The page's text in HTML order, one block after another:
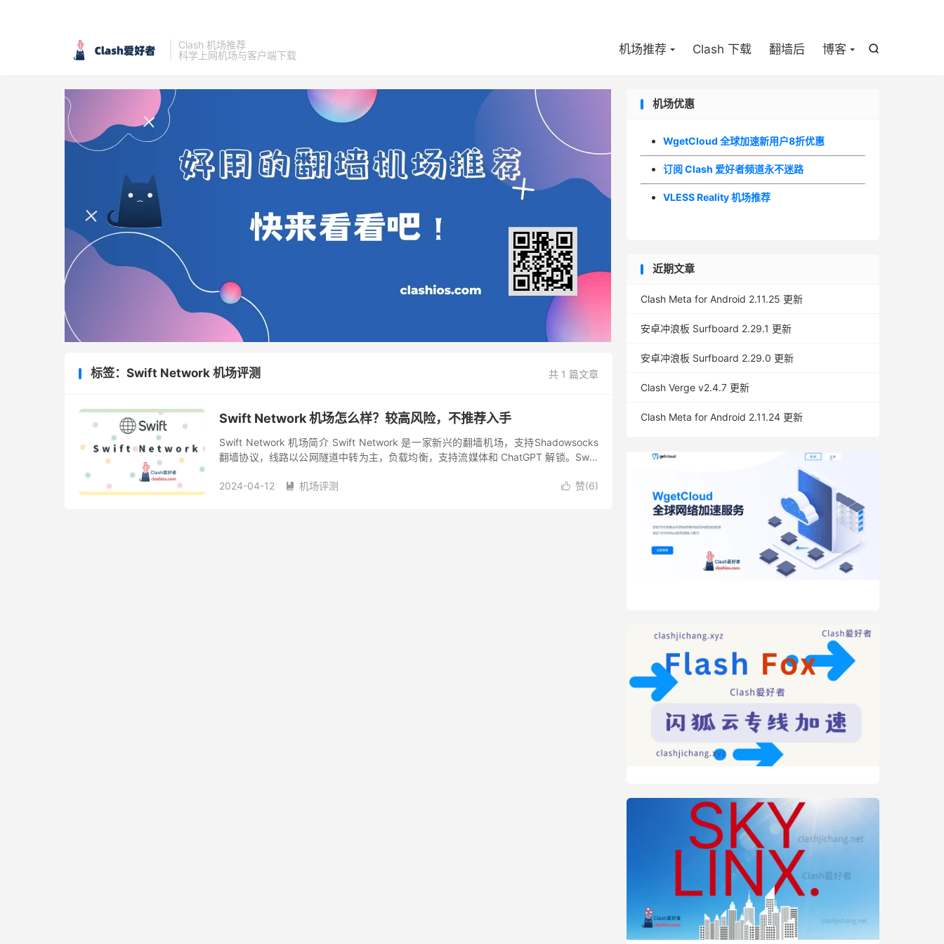
Clash 机场推荐
科学上网机场与客户端下载

机场推荐 Clash 下载 翻墙后 博客
共 1 篇文章
标签：Swift Network 机场评测
Swift Network 机场怎么样？较高风险，不推荐入手
Swift Network 机场简介 Swift Network 是一家新兴的翻墙机场，支持Shadowsocks
翻墙协议，线路以公网隧道中转为主，负载均衡，支持流媒体和 ChatGPT 解锁。Swift
 赞(6)
2024-04-12  机场评测
机场优惠
WgetCloud 全球加速新用户8折优惠
订阅 Clash 爱好者频道永不迷路
VLESS Reality 机场推荐
近期文章
Clash Meta for Android 2.11.25 更新
安卓冲浪板 Surfboard 2.29.1 更新
安卓冲浪板 Surfboard 2.29.0 更新
Clash Verge v2.4.7 更新
Clash Meta for Android 2.11.24 更新